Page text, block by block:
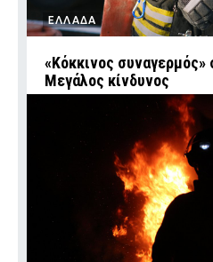
ΕΛΛΑΔΑ
«Κόκκινος συναγερμός»
Μεγάλος κίνδυνος